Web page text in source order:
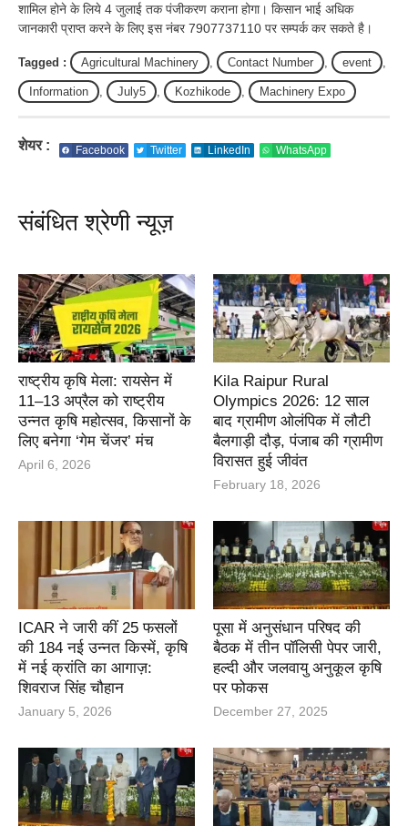
शामिल होने के लिये 4 जुलाई तक पंजीकरण कराना होगा। किसान भाई अधिक
जानकारी प्राप्त करने के लिए इस नंबर 7907737110 पर सम्पर्क कर सकते है।
Tagged : Agricultural Machinery Contact Number event
Information July5 Kozhikode Machinery Expo
शेयर : Facebook Twitter LinkedIn WhatsApp
संबंधित श्रेणी न्यूज़
राष्ट्रीय कृषि मेला: रायसेन में
11–13 अप्रैल को राष्ट्रीय
उन्नत कृषि महोत्सव, किसानों के
लिए बनेगा ‘गेम चेंजर’ मंच
April 6, 2026
Kila Raipur Rural
Olympics 2026: 12 साल
बाद ग्रामीण ओलंपिक में लौटी
बैलगाड़ी दौड़, पंजाब की ग्रामीण
विरासत हुई जीवंत
February 18, 2026
ICAR ने जारी कीं 25 फसलों
की 184 नई उन्नत किस्में, कृषि
में नई क्रांति का आगाज़:
शिवराज सिंह चौहान
January 5, 2026
पूसा में अनुसंधान परिषद की
बैठक में तीन पॉलिसी पेपर जारी,
हल्दी और जलवायु अनुकूल कृषि
पर फोकस
December 27, 2025